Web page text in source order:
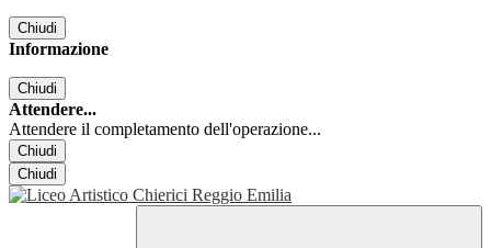
Chiudi
Informazione
Chiudi
Attendere...
Attendere il completamento dell'operazione...
Chiudi
Chiudi